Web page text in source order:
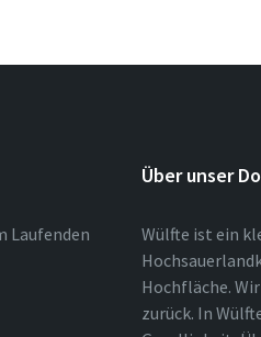
Laufenden
Über unser
Wülfte ist ein
Hochfläche.
zurück. In